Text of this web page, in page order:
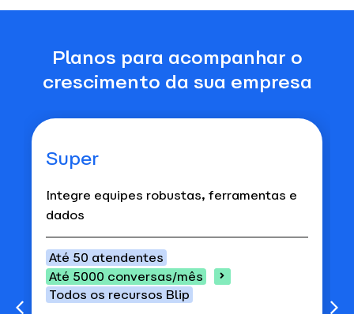
Planos para acompanhar o
crescimento da sua empresa
Super
Integre equipes robustas, ferramentas e
dados
Até 50 atendentes
Até 5000 conversas/mês
Todos os recursos Blip